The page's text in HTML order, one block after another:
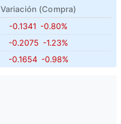
Variación (Compra)
-0.1341 -0.80%
-0.2075 -1.23%
-0.1654 -0.98%